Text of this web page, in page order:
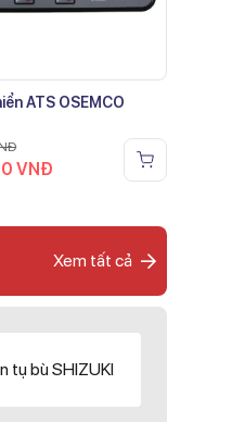
ATS OSEMCO
VNĐ
Xem tất cả
tụ bù SHIZUKI